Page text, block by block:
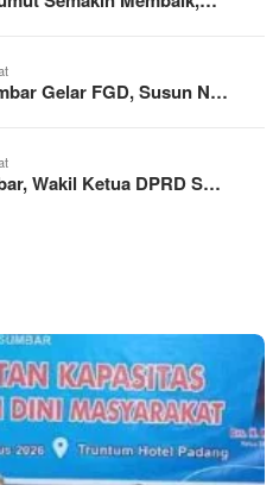
Gelar FGD, Susun N…
Wakil Ketua DPRD S…